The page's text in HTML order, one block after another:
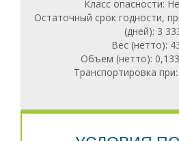
Класс опасности:
Остаточный срок годности,
(дней): 3
Вес (нетто):
Объем (нетто):
Транспортировка